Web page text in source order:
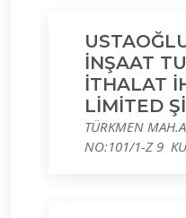
İNŞAAT
İTHALAT
LİMİTED
TÜRKMEN
NO:101/1-Z 9